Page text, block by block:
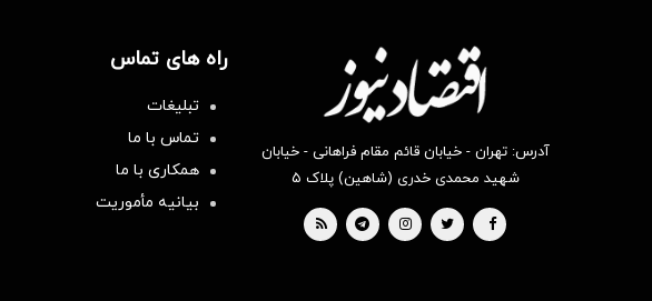
آدرس: تهران - خیابان قائم مقام فراهانی - خیابان
شهید محمدی خدری (شاهین) پلاک ۵
راه های تماس
تبلیغات
تماس با ما
همکاری با ما
بیانیه مأموریت